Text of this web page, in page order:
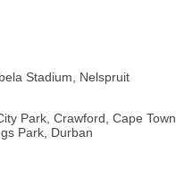
Stadium, Nelspruit
Park, Crawford, Cape Town
Park, Durban